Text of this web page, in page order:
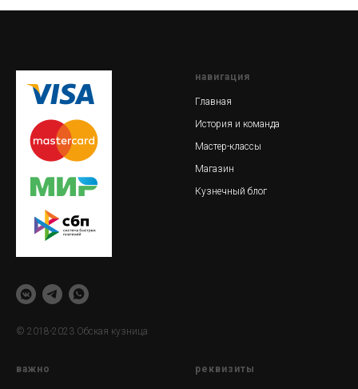
© 2018-2023 Обская кузница
навигация
Главная
История и команда
Мастер-классы
Магазин
Кузнечный блог
важно реквизиты